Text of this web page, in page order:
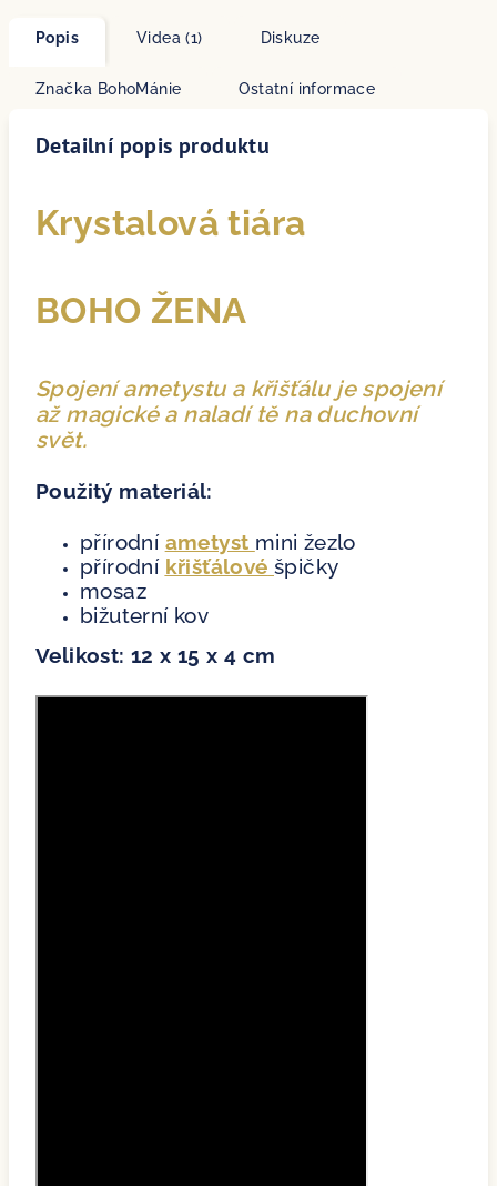
Popis Videa (1) Diskuze
Značka BohoMánie Ostatní informace
Detailní popis produktu
Krystalová tiára
BOHO ŽENA
Spojení ametystu a křišťálu je spojení
až magické a naladí tě na duchovní
svět.
Použitý materiál:
přírodní ametyst mini žezlo
přírodní křišťálové špičky
mosaz
bižuterní kov
Velikost: 12 x 15 x 4 cm